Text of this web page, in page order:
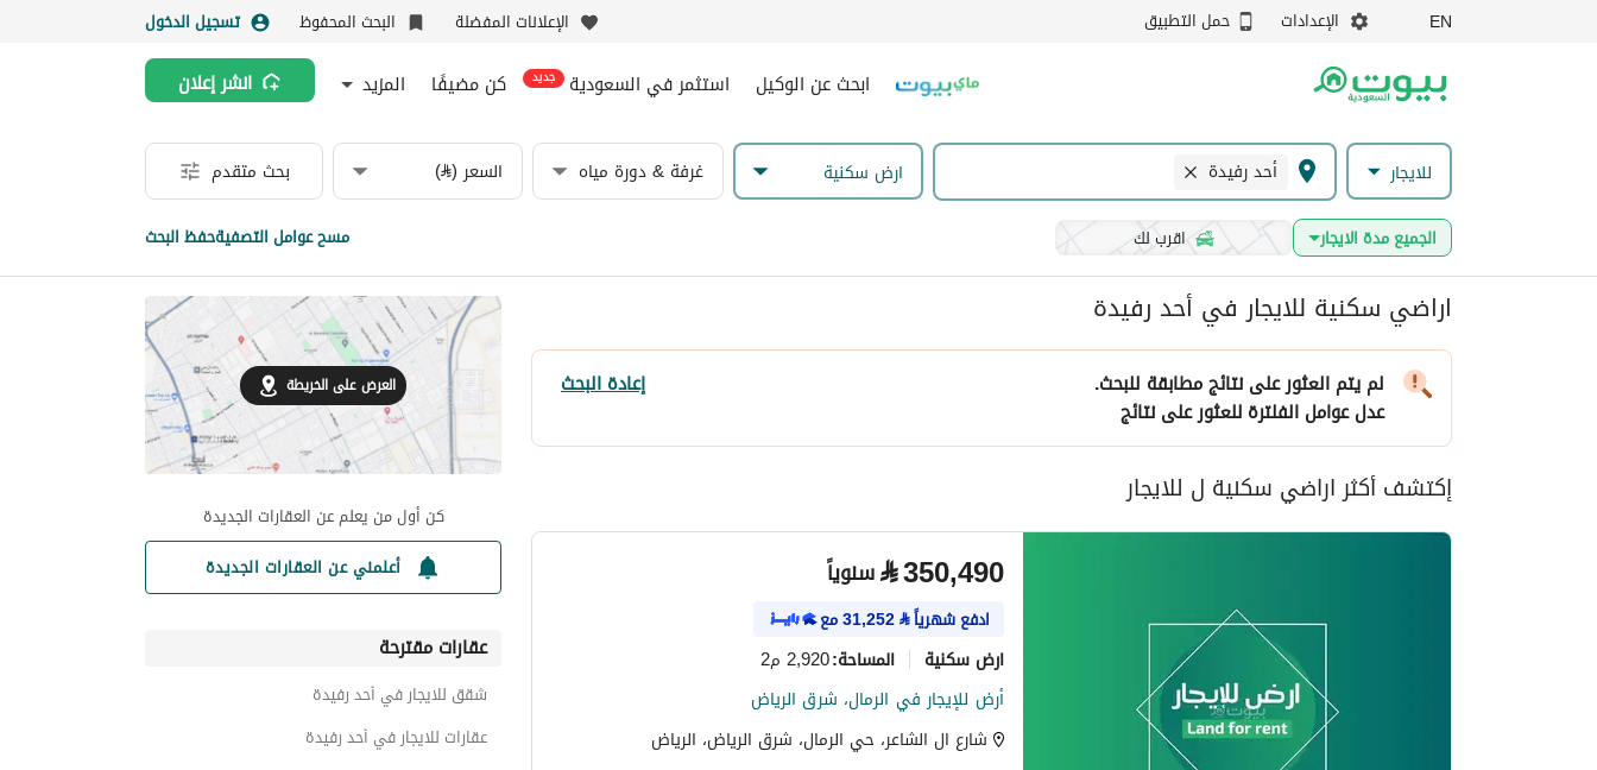
EN الإعدادات حمل التطبيق الإعلانات المفضلة البحث المحفوظ تسجيل الدخول
ابحث عن الوكيل استثمر في السعودية جديد كن مضيفًا المزيد انشر إعلان
للايجار أحد رفيدة ارض سكنية غرفة & دورة مياه السعر (⃁) بحث متقدم
الجميع مدة الايجار اقرب لك مسح عوامل التصفيةحفظ البحث
اراضي سكنية للايجار في أحد رفيدة
لم يتم العثور على نتائج مطابقة للبحث. إعادة البحث
عدل عوامل الفلترةللعثور على نتائج
إكتشف أكثر اراضي سكنية ل للايجار
⃁350,490 سنوياً
ادفع شهرياً⃁
31,252مع
ارض سكنية المساحة:2,920 م2
أرض للإيجار في الرمال، شرق الرياض
شارع ال الشاعر، حي الرمال، شرق الرياض، الرياض
العرض على الخريطة
كن أول من يعلم عن العقارات الجديدة
أعلمني عن العقارات الجديدة
عقارات مقترحة
شقق للايجار في أحد رفيدة
عقارات للايجار في أحد رفيدة